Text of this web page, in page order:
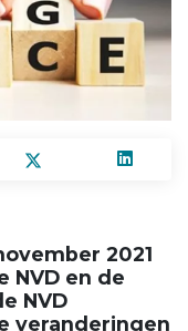
2021
NVD en de
NVD
veranderingen